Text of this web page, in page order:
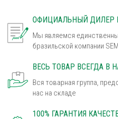
ОФИЦИАЛЬНЫЙ ДИЛЕР
Мы являемся
бразильской компании
ВЕСЬ ТОВАР ВСЕГДА В
Вся товарная группа,
нас на складе
100% ГАРАНТИЯ